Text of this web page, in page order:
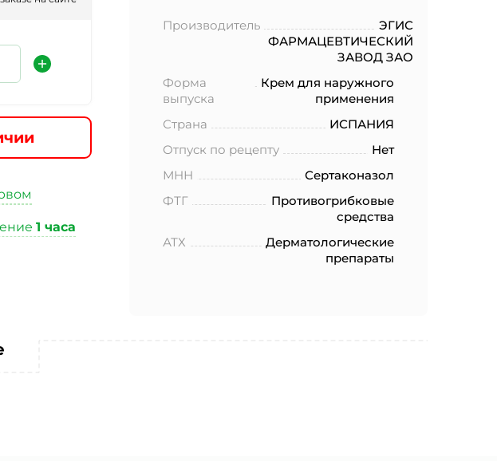
1 часа
Производитель
ЭГИС
ФАРМАЦЕВТИЧЕСКИЙ
ЗАВОД ЗАО
Форма
выпуска
Крем для наружного
применения
Страна
ИСПАНИЯ
Отпуск по рецепту
Нет
МНН
Сертаконазол
ФТГ
Противогрибковые
средства
АТХ
Дерматологические
препараты
и для целей, определенных в
данных *